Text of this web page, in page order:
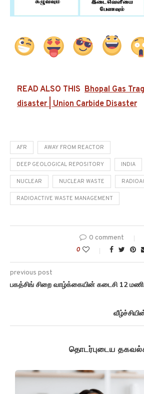
READ ALSO THIS Bhopal Gas
disaster | Union Carbide Disaster
AFR AWAY FROM REACTOR
DEEP GEOLOGICAL REPOSITORY INDIA
NUCLEAR NUCLEAR WASTE
RADIOACTIVE WASTE MANAGEMENT
0 comment
0
previous post
பகத்சிங் சிறை வாழ்க்கையின் கடைசி 12 மணி
தொடர்புடைய